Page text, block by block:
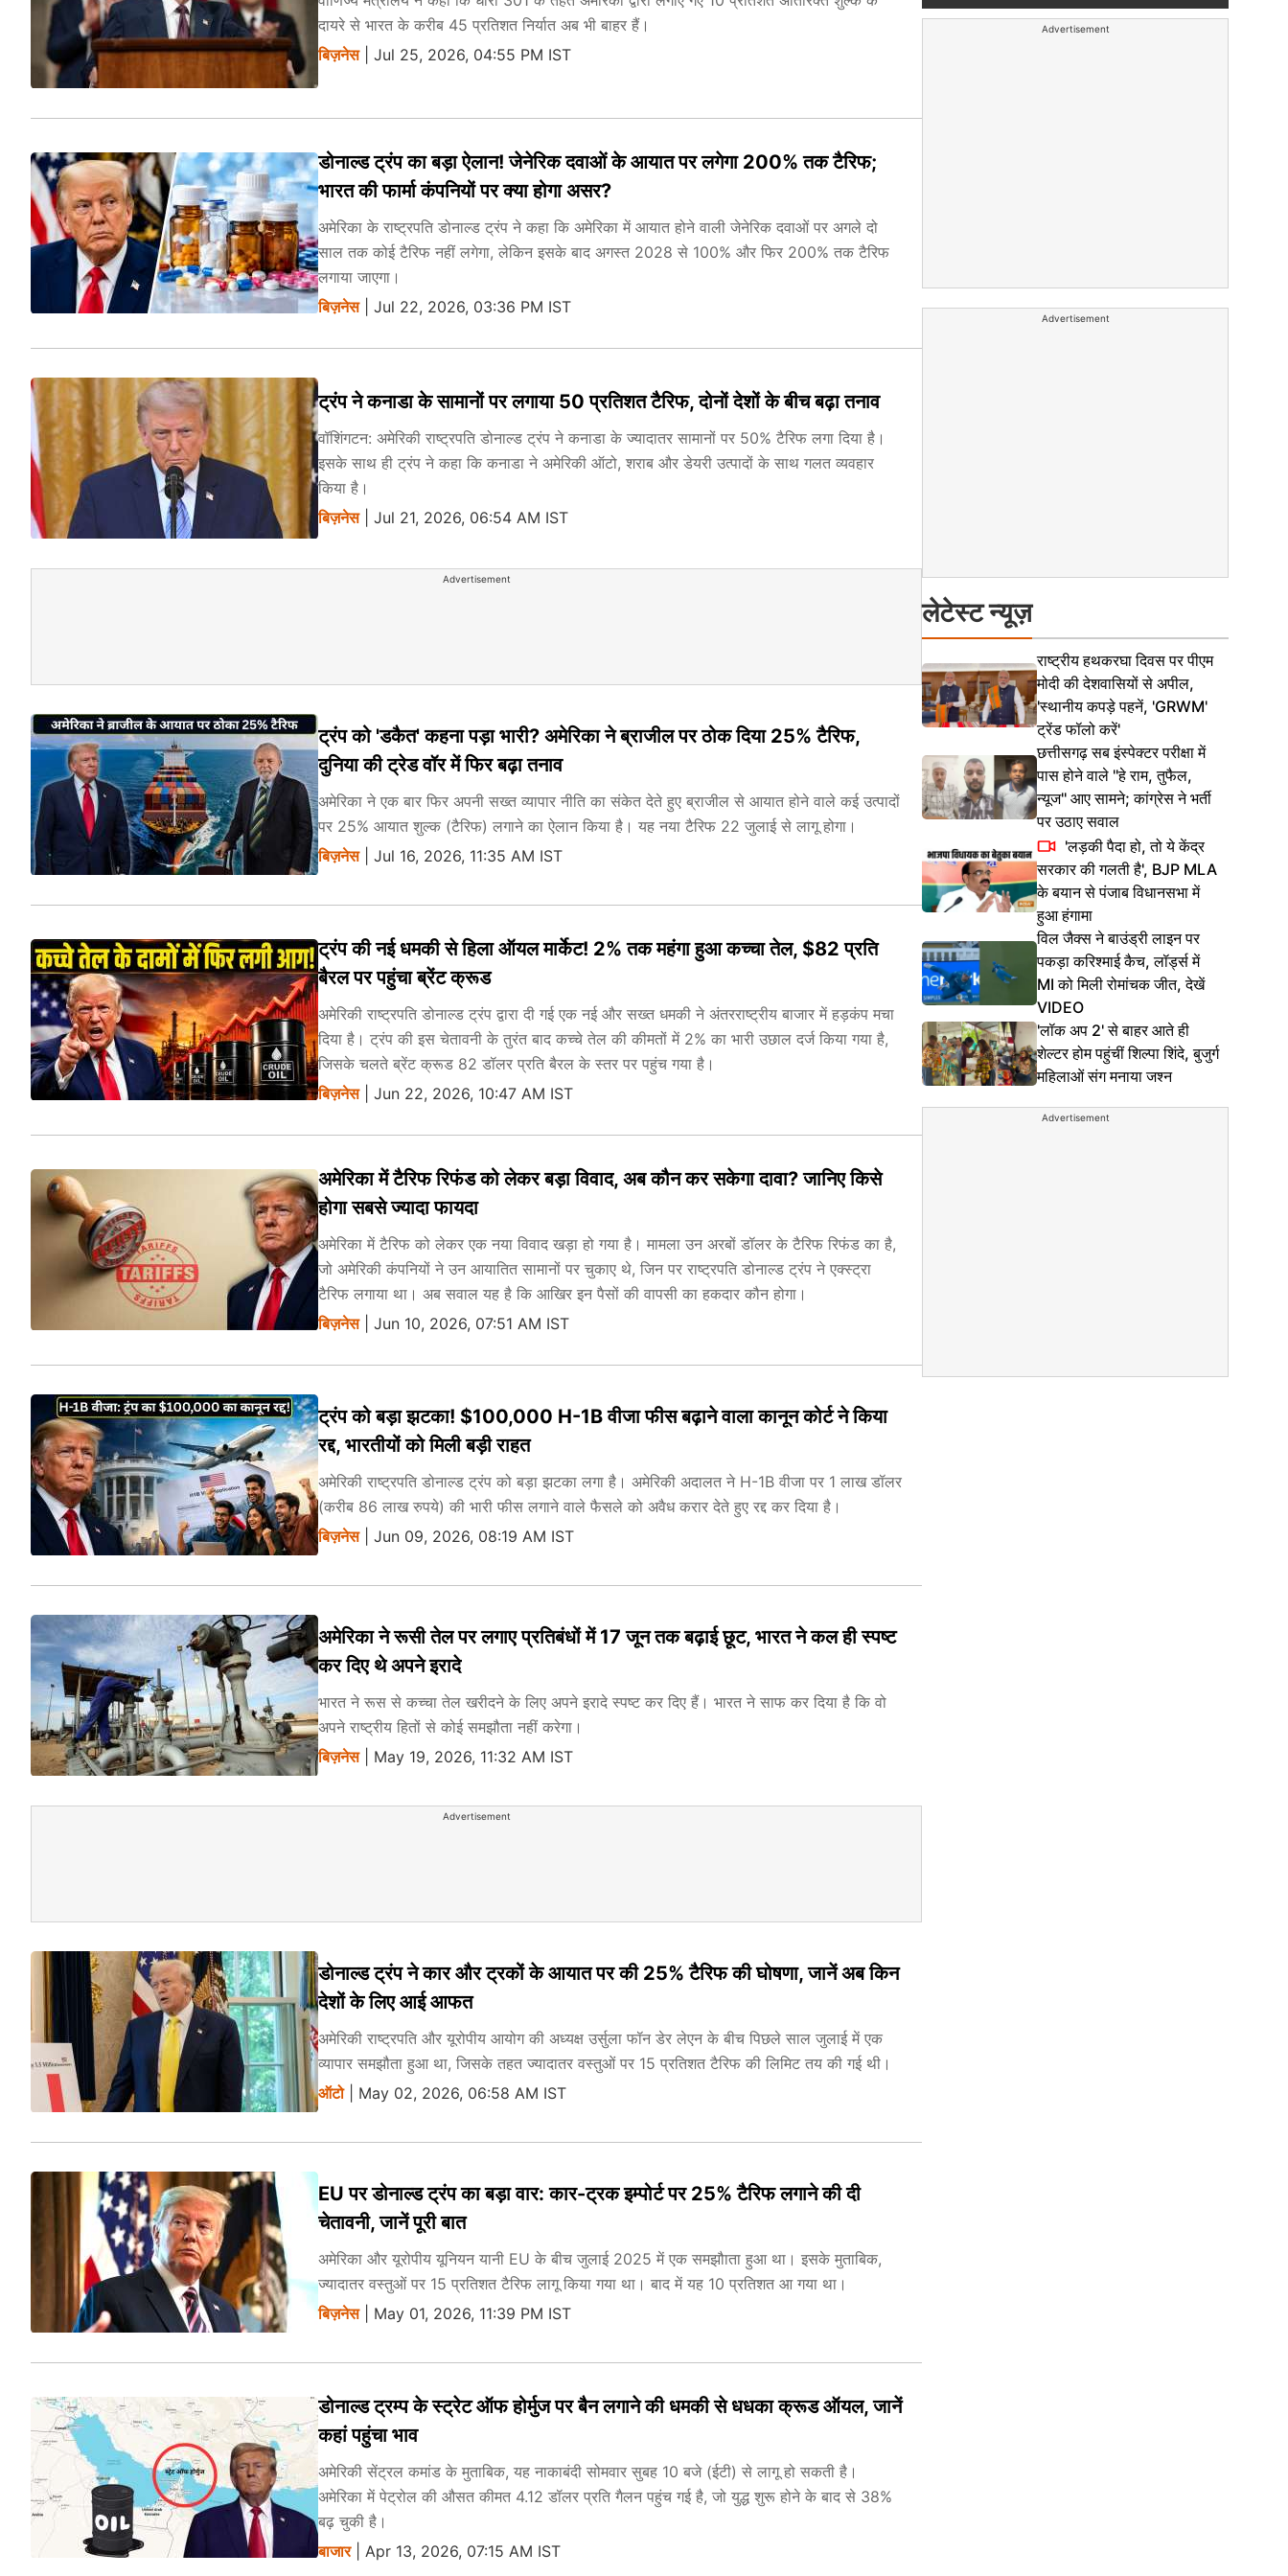
दायरे से भारत के करीब 45 प्रतिशत निर्यात अब भी बाहर हैं।
बिज़नेस| Jul 25, 2026, 04:55 PM IST
डोनाल्ड ट्रंप का बड़ा ऐलान! जेनेरिक दवाओं के आयात पर लगेगा 200% तक टैरिफ;
भारत की फार्मा कंपनियों पर क्या होगा असर?
अमेरिका के राष्ट्रपति डोनाल्ड ट्रंप ने कहा कि अमेरिका में आयात होने वाली जेनेरिक दवाओं पर अगले दो
साल तक कोई टैरिफ नहीं लगेगा, लेकिन इसके बाद अगस्त 2028 से 100% और फिर 200% तक टैरिफ
लगाया जाएगा।
बिज़नेस| Jul 22, 2026, 03:36 PM IST
ट्रंप ने कनाडा के सामानों पर लगाया 50 प्रतिशत टैरिफ, दोनों देशों के बीच बढ़ा तनाव
वॉशिंगटन: अमेरिकी राष्ट्रपति डोनाल्ड ट्रंप ने कनाडा के ज्यादातर सामानों पर 50% टैरिफ लगा दिया है।
इसके साथ ही ट्रंप ने कहा कि कनाडा ने अमेरिकी ऑटो, शराब और डेयरी उत्पादों के साथ गलत व्यवहार
किया है।
बिज़नेस| Jul 21, 2026, 06:54 AM IST
Advertisement
ट्रंप को 'डकैत' कहना पड़ा भारी? अमेरिका ने ब्राजील पर ठोक दिया 25% टैरिफ,
दुनिया की ट्रेड वॉर में फिर बढ़ा तनाव
अमेरिका ने एक बार फिर अपनी सख्त व्यापार नीति का संकेत देते हुए ब्राजील से आयात होने वाले कई उत्पादों
पर 25% आयात शुल्क (टैरिफ) लगाने का ऐलान किया है। यह नया टैरिफ 22 जुलाई से लागू होगा।
बिज़नेस| Jul 16, 2026, 11:35 AM IST
ट्रंप की नई धमकी से हिला ऑयल मार्केट! 2% तक महंगा हुआ कच्चा तेल, $82 प्रति
बैरल पर पहुंचा ब्रेंट क्रूड
अमेरिकी राष्ट्रपति डोनाल्ड ट्रंप द्वारा दी गई एक नई और सख्त धमकी ने अंतरराष्ट्रीय बाजार में हड़कंप मचा
दिया है। ट्रंप की इस चेतावनी के तुरंत बाद कच्चे तेल की कीमतों में 2% का भारी उछाल दर्ज किया गया है,
जिसके चलते ब्रेंट क्रूड 82 डॉलर प्रति बैरल के स्तर पर पहुंच गया है।
बिज़नेस| Jun 22, 2026, 10:47 AM IST
अमेरिका में टैरिफ रिफंड को लेकर बड़ा विवाद, अब कौन कर सकेगा दावा? जानिए किसे
होगा सबसे ज्यादा फायदा
अमेरिका में टैरिफ को लेकर एक नया विवाद खड़ा हो गया है। मामला उन अरबों डॉलर के टैरिफ रिफंड का है,
जो अमेरिकी कंपनियों ने उन आयातित सामानों पर चुकाए थे, जिन पर राष्ट्रपति डोनाल्ड ट्रंप ने एक्स्ट्रा
टैरिफ लगाया था। अब सवाल यह है कि आखिर इन पैसों की वापसी का हकदार कौन होगा।
बिज़नेस| Jun 10, 2026, 07:51 AM IST
ट्रंप को बड़ा झटका! $100,000 H-1B वीजा फीस बढ़ाने वाला कानून कोर्ट ने किया
रद्द, भारतीयों को मिली बड़ी राहत
अमेरिकी राष्ट्रपति डोनाल्ड ट्रंप को बड़ा झटका लगा है। अमेरिकी अदालत ने H-1B वीजा पर 1 लाख डॉलर
(करीब 86 लाख रुपये) की भारी फीस लगाने वाले फैसले को अवैध करार देते हुए रद्द कर दिया है।
बिज़नेस| Jun 09, 2026, 08:19 AM IST
अमेरिका ने रूसी तेल पर लगाए प्रतिबंधों में 17 जून तक बढ़ाई छूट, भारत ने कल ही स्पष्ट
कर दिए थे अपने इरादे
भारत ने रूस से कच्चा तेल खरीदने के लिए अपने इरादे स्पष्ट कर दिए हैं। भारत ने साफ कर दिया है कि वो
अपने राष्ट्रीय हितों से कोई समझौता नहीं करेगा।
बिज़नेस| May 19, 2026, 11:32 AM IST
Advertisement
डोनाल्ड ट्रंप ने कार और ट्रकों के आयात पर की 25% टैरिफ की घोषणा, जानें अब किन
देशों के लिए आई आफत
अमेरिकी राष्ट्रपति और यूरोपीय आयोग की अध्यक्ष उर्सुला फॉन डेर लेएन के बीच पिछले साल जुलाई में एक
व्यापार समझौता हुआ था, जिसके तहत ज्यादातर वस्तुओं पर 15 प्रतिशत टैरिफ की लिमिट तय की गई थी।
ऑटो| May 02, 2026, 06:58 AM IST
EU पर डोनाल्ड ट्रंप का बड़ा वार: कार-ट्रक इम्पोर्ट पर 25% टैरिफ लगाने की दी
चेतावनी, जानें पूरी बात
अमेरिका और यूरोपीय यूनियन यानी EU के बीच जुलाई 2025 में एक समझौाता हुआ था। इसके मुताबिक,
ज्यादातर वस्तुओं पर 15 प्रतिशत टैरिफ लागू किया गया था। बाद में यह 10 प्रतिशत आ गया था।
बिज़नेस| May 01, 2026, 11:39 PM IST
डोनाल्ड ट्रम्प के स्ट्रेट ऑफ होर्मुज पर बैन लगाने की धमकी से धधका क्रूड ऑयल, जानें
कहां पहुंचा भाव
अमेरिकी सेंट्रल कमांड के मुताबिक, यह नाकाबंदी सोमवार सुबह 10 बजे (ईटी) से लागू हो सकती है।
अमेरिका में पेट्रोल की औसत कीमत 4.12 डॉलर प्रति गैलन पहुंच गई है, जो युद्ध शुरू होने के बाद से 38%
बढ़ चुकी है।
बाजार| Apr 13, 2026, 07:15 AM IST
Advertisement
Advertisement
लेटेस्ट न्यूज़
राष्ट्रीय हथकरघा दिवस पर पीएम
मोदी की देशवासियों से अपील,
'स्थानीय कपड़े पहनें, 'GRWM'
ट्रेंड फॉलो करें'
छत्तीसगढ़ सब इंस्पेक्टर परीक्षा में
पास होने वाले ''हे राम, तुफैल,
न्यूज'' आए सामने; कांग्रेस ने भर्ती
पर उठाए सवाल
'लड़की पैदा हो, तो ये केंद्र
सरकार की गलती है', BJP MLA
के बयान से पंजाब विधानसभा में
हुआ हंगामा
विल जैक्स ने बाउंड्री लाइन पर
पकड़ा करिश्माई कैच, लॉर्ड्स में
MI को मिली रोमांचक जीत, देखें
VIDEO
'लॉक अप 2' से बाहर आते ही
शेल्टर होम पहुंचीं शिल्पा शिंदे, बुजुर्ग
महिलाओं संग मनाया जश्न
Advertisement